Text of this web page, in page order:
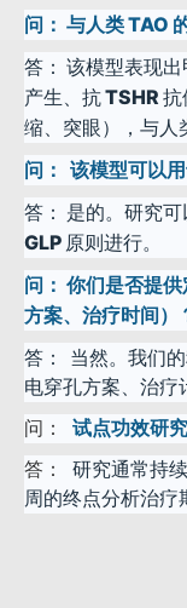
问： 与人类 TAO
答： 该模型表现
产生、抗 TSHR
缩、突眼），与人
问： 该模型可以
答： 是的。研究
GLP 原则进行。
问： 你们是否提
方案、治疗时间）
答： 当然。我们
电穿孔方案、治疗
问： 试点功效研
答： 研究通常持
周的终点分析治疗